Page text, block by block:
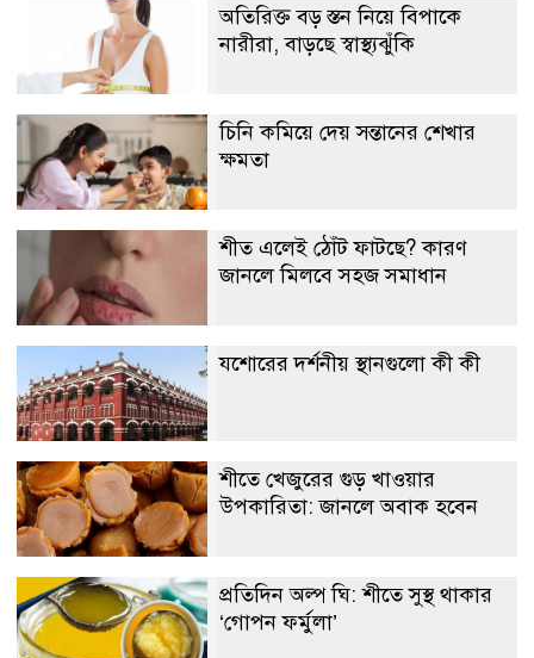
অতিরিক্ত বড় স্তন নিয়ে বিপাকে
নারীরা, বাড়ছে স্বাস্থ্যঝুঁকি
চিনি কমিয়ে দেয় সন্তানের শেখার
ক্ষমতা
শীত এলেই ঠোঁট ফাটছে? কারণ
জানলে মিলবে সহজ সমাধান
যশোরের দর্শনীয় স্থানগুলো কী কী
শীতে খেজুরের গুড় খাওয়ার
উপকারিতা: জানলে অবাক হবেন
প্রতিদিন অল্প ঘি: শীতে সুস্থ থাকার
‘গোপন ফর্মুলা’